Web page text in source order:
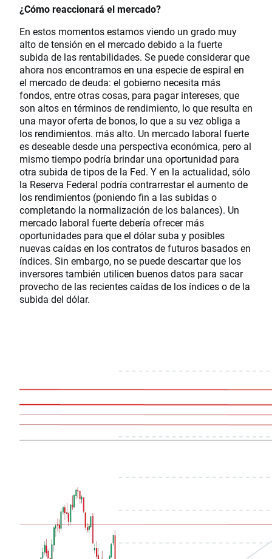
¿Cómo reaccionará el mercado?
En estos momentos estamos viendo un grado muy
alto de tensión en el mercado debido a la fuerte
subida de las rentabilidades. Se puede considerar que
ahora nos encontramos en una especie de espiral en
el mercado de deuda: el gobierno necesita más
fondos, entre otras cosas, para pagar intereses, que
son altos en términos de rendimiento, lo que resulta en
una mayor oferta de bonos, lo que a su vez obliga a
los rendimientos. más alto. Un mercado laboral fuerte
es deseable desde una perspectiva económica, pero al
mismo tiempo podría brindar una oportunidad para
otra subida de tipos de la Fed. Y en la actualidad, sólo
la Reserva Federal podría contrarrestar el aumento de
los rendimientos (poniendo fin a las subidas o
completando la normalización de los balances). Un
mercado laboral fuerte debería ofrecer más
oportunidades para que el dólar suba y posibles
nuevas caídas en los contratos de futuros basados en
índices. Sin embargo, no se puede descartar que los
inversores también utilicen buenos datos para sacar
provecho de las recientes caídas de los índices o de la
subida del dólar.